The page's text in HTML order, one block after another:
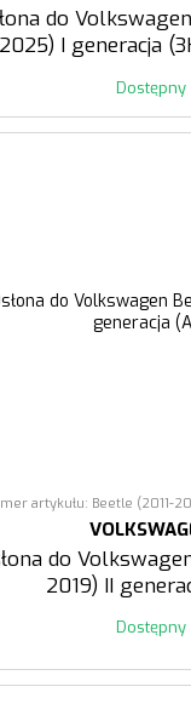
do
2025) I generacja
Dostępny
artykułu: Beetle (2011-
do
2019) II
Dostępny